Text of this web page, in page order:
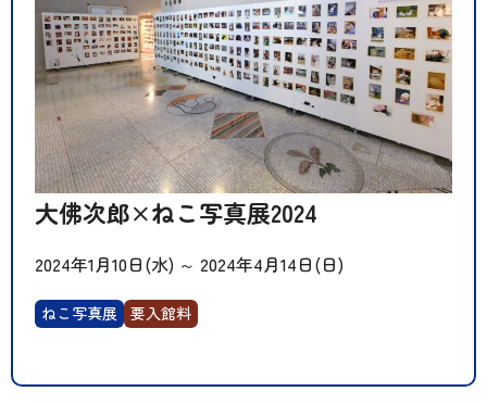
大佛次郎×ねこ写真展2024
2024年1月10日(水) ～ 2024年4月14日(日)
ねこ写真展 要入館料